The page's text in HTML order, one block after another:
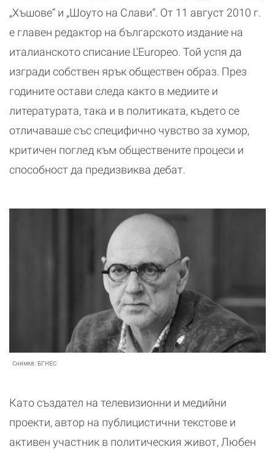
„Хъшове“ и „Шоуто на Слави“. От 11 август 2010 г.
е главен редактор на българското издание на
италианското списание L'Europeo. Той успя да
изгради собствен ярък обществен образ. През
годините остави следа както в медиите и
литературата, така и в политиката, където се
отличаваше със специфично чувство за хумор,
критичен поглед към обществените процеси и
способност да предизвиква дебат.
Снимка: БГНЕС
Като създател на телевизионни и медийни
проекти, автор на публицистични текстове и
активен участник в политическия живот, Любен